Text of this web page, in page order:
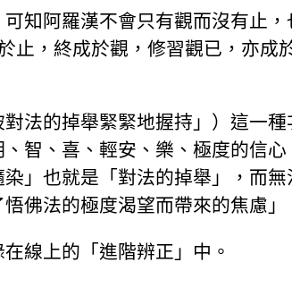
知阿羅漢不會只有觀而沒有止
止，終成於觀，修習觀已，亦成
法的掉舉緊緊地握持」）這一
智、喜、輕安、樂、極度的信
」也就是「對法的掉舉」，而
佛法的極度渴望而帶來的焦慮
線上的「進階辨正」中。